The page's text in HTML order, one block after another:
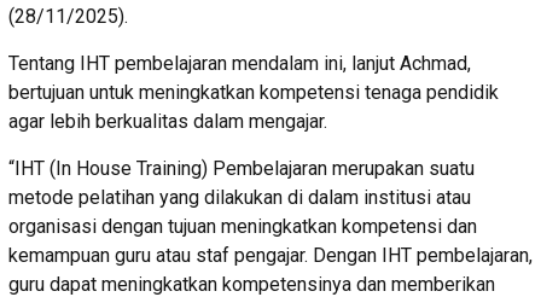
(28/11/2025).
Tentang IHT pembelajaran mendalam ini, lanjut Achmad,
bertujuan untuk meningkatkan kompetensi tenaga pendidik
agar lebih berkualitas dalam mengajar.
“IHT (In House Training) Pembelajaran merupakan suatu
metode pelatihan yang dilakukan di dalam institusi atau
organisasi dengan tujuan meningkatkan kompetensi dan
kemampuan guru atau staf pengajar. Dengan IHT pembelajaran,
guru dapat meningkatkan kompetensinya dan memberikan